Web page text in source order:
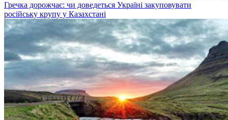
Гречка дорожчає: чи доведеться Україні закуповувати
російську крупу у Казахстані